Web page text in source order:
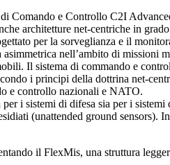
Comando e Controllo C2I
architetture net-centriche in
per la sorveglianza e il
nell’ambito di missioni
Il sistema di commando e
i principi della dottrina net-
e controllo nazionali e NATO.
i sistemi di difesa sia per i
(unattended ground
il FlexMis, una struttura